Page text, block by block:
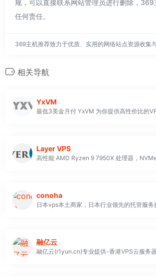
规，可以直接联系网站管理员进行删除，369
任何责任。
369主机推荐致力于优质、实用的网络站点资源收集
相关导航
YxVM
Layer VPS
conoha
融亿云